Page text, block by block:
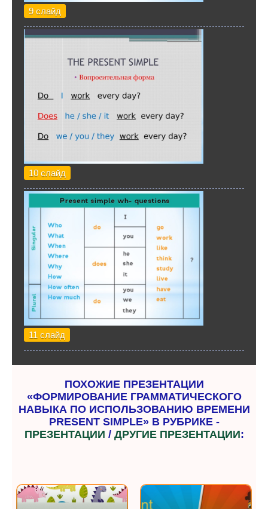
9 слайд
10 слайд
11 слайд
ПОХОЖИЕ ПРЕЗЕНТАЦИИ
«ФОРМИРОВАНИЕ ГРАММАТИЧЕСКОГО
НАВЫКА ПО ИСПОЛЬЗОВАНИЮ ВРЕМЕНИ
PRESENT SIMPLE» В РУБРИКЕ -
ПРЕЗЕНТАЦИИ / ДРУГИЕ ПРЕЗЕНТАЦИИ: